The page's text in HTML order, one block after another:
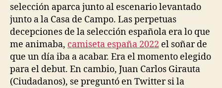
selección aparca junto al escenario levantado
junto a la Casa de Campo. Las perpetuas
decepciones de la selección española era lo que
me animaba, camiseta españa 2022 el soñar de
que un día iba a acabar. Era el momento elegido
para el debut. En cambio, Juan Carlos Girauta
(Ciudadanos), se preguntó en Twitter si la